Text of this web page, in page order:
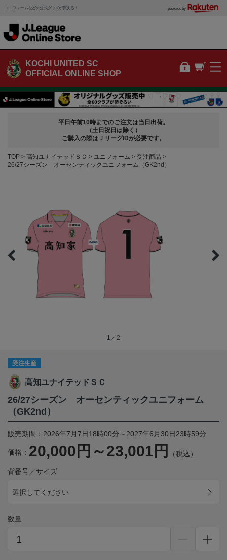
ユニフォームなどの公式グッズが買える！ powered by
KOCHI UNITED SC
OFFICIAL ONLINE SHOP
平日午前10時までのご注文は当日出荷。
（土日祝日は除く）
ご購入の際はＪリーグIDが必要です。
TOP 高知ユナイテッドＳＣ ユニフォーム
受注商品
26/27シーズン オーセンティックユニフォーム（GK2nd）
1／2
受注生産
高知ユナイテッドＳＣ
26/27シーズン オーセンティックユニフォーム
（GK2nd）
販売期間：2026年7月7日18時00分～2027年6月30日23時59分
価格： 20,000円～23,001円 （税込）
背番号／サイズ
選択してください
数量